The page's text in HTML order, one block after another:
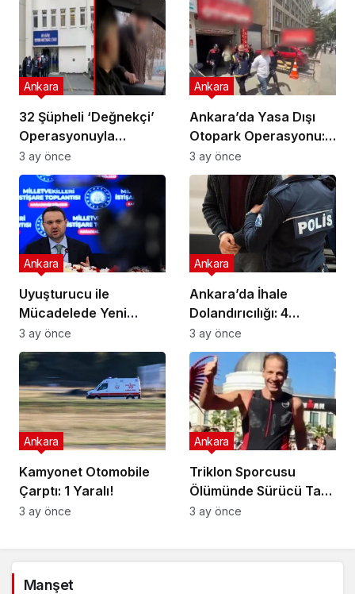
32 Şüpheli ‘Değnekçi’
Operasyonuyla
Yakalandı!
Ankara
3 ay önce
Ankara’da Yasa Dışı
Otopark Operasyonu:
32 Gözaltı
Ankara
3 ay önce
Uyuşturucu ile
Mücadelede Yeni
Adımlar Atılıyor!
Ankara
3 ay önce
Ankara’da İhale
Dolandırıcılığı: 4
Gözaltı!
Ankara
3 ay önce
Kamyonet Otomobile
Çarptı: 1 Yaralı!
Ankara
3 ay önce
Triklon Sporcusu
Ölümünde Sürücü Tam
Kusurlu!
Ankara
3 ay önce
Manşet